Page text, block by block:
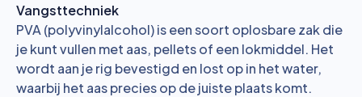
Vangsttechniek
PVA (polyvinylalcohol) is een soort oplosbare zak die
je kunt vullen met aas, pellets of een lokmiddel. Het
wordt aan je rig bevestigd en lost op in het water,
waarbij het aas precies op de juiste plaats komt.